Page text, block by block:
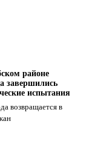
районе
завершились
испытания
возвращается в